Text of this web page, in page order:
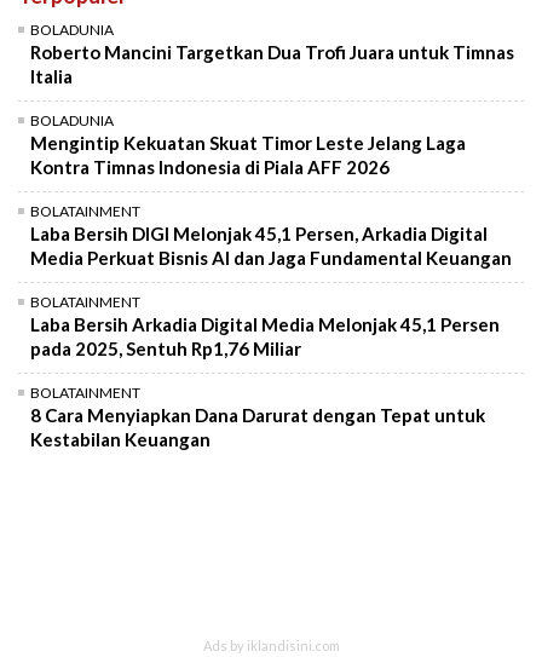
BOLADUNIA
Roberto Mancini Targetkan Dua Trofi Juara untuk Timnas
Italia
BOLADUNIA
Mengintip Kekuatan Skuat Timor Leste Jelang Laga
Kontra Timnas Indonesia di Piala AFF 2026
BOLATAINMENT
Laba Bersih DIGI Melonjak 45,1 Persen, Arkadia Digital
Media Perkuat Bisnis AI dan Jaga Fundamental Keuangan
BOLATAINMENT
Laba Bersih Arkadia Digital Media Melonjak 45,1 Persen
pada 2025, Sentuh Rp1,76 Miliar
BOLATAINMENT
8 Cara Menyiapkan Dana Darurat dengan Tepat untuk
Kestabilan Keuangan